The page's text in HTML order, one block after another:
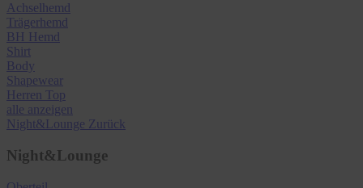
Achselhemd
Trägerhemd
BH Hemd
Shirt
Body
Shapewear
Herren Top
alle anzeigen
Night&Lounge Zurück
Night&Lounge